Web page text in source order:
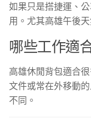
如果只是搭捷運、
用。尤其高雄午後
哪些工作適
高雄休閒背包適合
文件或常在外移動
不同。